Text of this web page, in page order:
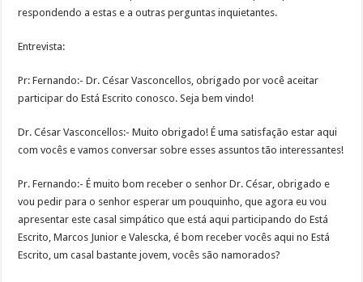
respondendo a estas e a outras perguntas inquietantes.
Entrevista:
Pr: Fernando:- Dr. César Vasconcellos, obrigado por você aceitar
participar do Está Escrito conosco. Seja bem vindo!
Dr. César Vasconcellos:- Muito obrigado! É uma satisfação estar aqui
com vocês e vamos conversar sobre esses assuntos tão interessantes!
Pr. Fernando:- É muito bom receber o senhor Dr. César, obrigado e
vou pedir para o senhor esperar um pouquinho, que agora eu vou
apresentar este casal simpático que está aqui participando do Está
Escrito, Marcos Junior e Valescka, é bom receber vocês aqui no Está
Escrito, um casal bastante jovem, vocês são namorados?